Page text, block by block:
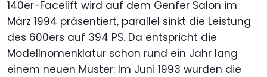
140er-Facelift wird auf dem Genfer Salon im
März 1994 präsentiert, parallel sinkt die Leistung
des 600ers auf 394 PS. Da entspricht die
Modellnomenklatur schon rund ein Jahr lang
einem neuen Muster: Im Juni 1993 wurden die